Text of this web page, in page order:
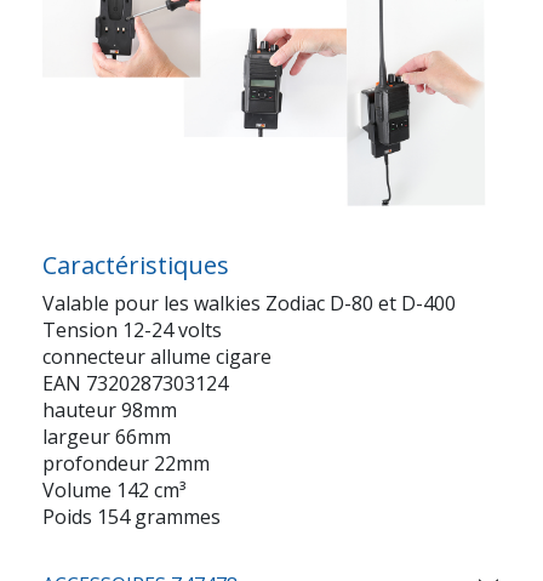
Caractéristiques
Valable pour les walkies Zodiac D-80 et D-400
Tension 12-24 volts
connecteur allume cigare
EAN 7320287303124
hauteur 98mm
largeur 66mm
profondeur 22mm
Volume 142 cm³
Poids 154 grammes